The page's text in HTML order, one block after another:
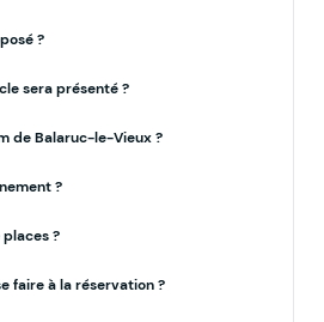
?
sera présenté ?
de Balaruc-le-Vieux ?
?
?
faire à la réservation ?